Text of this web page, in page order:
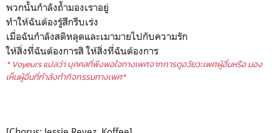
พวกนั้นกำลังถ้ำมองเราอยู่
ทำให้ฉันต้องรู้สึกรีบเร่ง
เมื่อฉันกำลังสติหลุดและเมามายไปกับความรัก
ให้สิ่งที่ฉันต้องการสิ ให้สิ่งที่ฉันต้องการ
* Voyeurs แปลว่า บุคคลที่พึงพอใจทางเพศจากการดูอวัยวะเพศผู้อื่นหรือ มอง
เห็นผู้อื่นที่กำลังทำกิจกรรมทางเพศ*